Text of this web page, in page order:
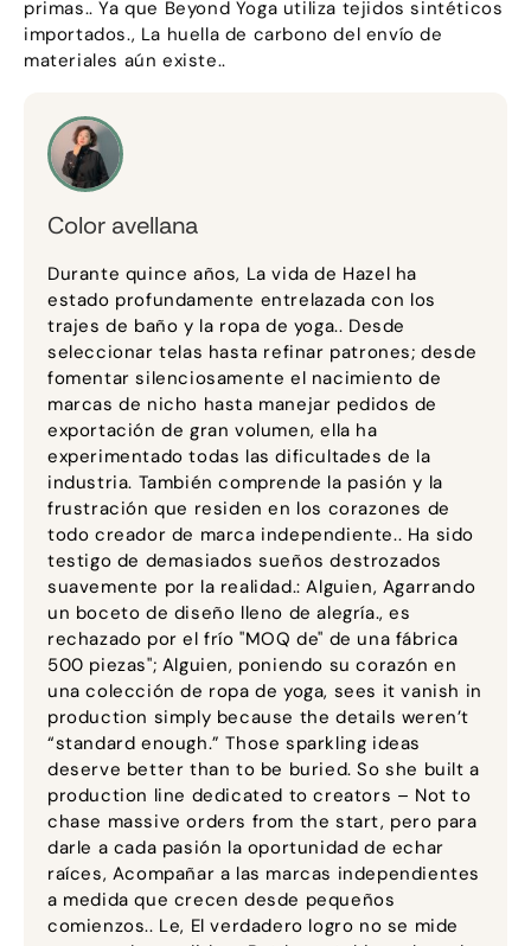
primas.. Ya que Beyond Yoga utiliza tejidos sintéticos
importados., La huella de carbono del envío de
materiales aún existe..
Color avellana
Durante quince años, La vida de Hazel ha
estado profundamente entrelazada con los
trajes de baño y la ropa de yoga.. Desde
seleccionar telas hasta refinar patrones; desde
fomentar silenciosamente el nacimiento de
marcas de nicho hasta manejar pedidos de
exportación de gran volumen, ella ha
experimentado todas las dificultades de la
industria. También comprende la pasión y la
frustración que residen en los corazones de
todo creador de marca independiente.. Ha sido
testigo de demasiados sueños destrozados
suavemente por la realidad.: Alguien, Agarrando
un boceto de diseño lleno de alegría., es
rechazado por el frío "MOQ de" de una fábrica
500 piezas"; Alguien, poniendo su corazón en
una colección de ropa de yoga, sees it vanish in
production simply because the details weren’t
“standard enough.” Those sparkling ideas
deserve better than to be buried.So she built a
production line dedicated to creators – Not to
chase massive orders from the start, pero para
darle a cada pasión la oportunidad de echar
raíces, Acompañar a las marcas independientes
a medida que crecen desde pequeños
comienzos.. Le, El verdadero logro no se mide